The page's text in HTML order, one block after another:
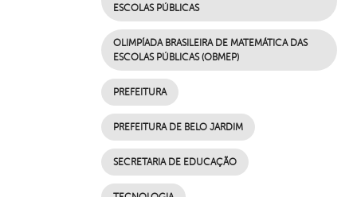
ESCOLAS PÚBLICAS
OLIMPÍADA BRASILEIRA DE MATEMÁTICA DAS
ESCOLAS PÚBLICAS (OBMEP)
PREFEITURA
PREFEITURA DE BELO JARDIM
SECRETARIA DE EDUCAÇÃO